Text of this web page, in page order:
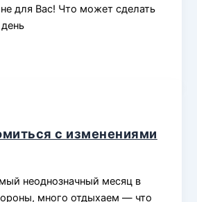
для Вас! Что может сделать
с изменениями
неоднозначный месяц в
много отдыхаем — что